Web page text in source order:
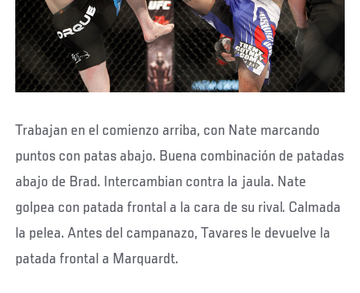
Trabajan en el comienzo arriba, con Nate marcando
puntos con patas abajo. Buena combinación de patadas
abajo de Brad. Intercambian contra la jaula. Nate
golpea con patada frontal a la cara de su rival. Calmada
la pelea. Antes del campanazo, Tavares le devuelve la
patada frontal a Marquardt.